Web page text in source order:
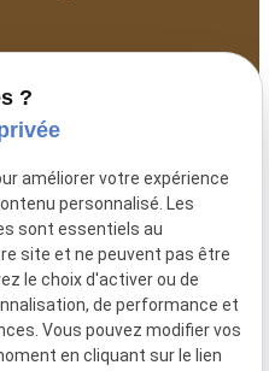
?
améliorer votre expérience
personnalisé. Les
sont essentiels au
site et ne peuvent pas être
le choix d'activer ou de
de performance et
Vous pouvez modifier vos
en cliquant sur le lien